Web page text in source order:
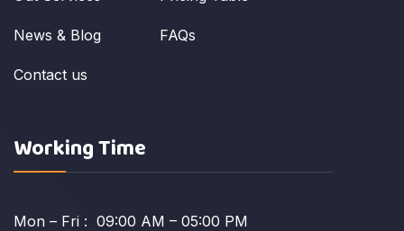
News & Blog
Contact us
FAQs
Working Time
Mon – Fri : 09:00 AM – 05:00 PM